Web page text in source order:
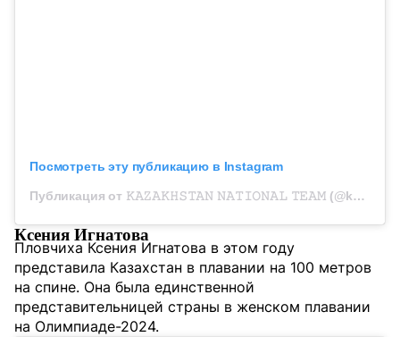
Посмотреть эту публикацию в Instagram
Публикация от 𝙺𝙰𝚉𝙰𝙺𝙷𝚂𝚃𝙰𝙽 𝙽𝙰𝚃𝙸𝙾𝙽𝙰𝙻 𝚃𝙴𝙰𝙼 (@kazteam_official)
Ксения Игнатова
Пловчиха Ксения Игнатова в этом году
представила Казахстан в плавании на 100 метров
на спине. Она была единственной
представительницей страны в женском плавании
на Олимпиаде-2024.